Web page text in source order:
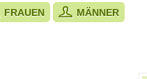
FRAUEN
MÄNNER